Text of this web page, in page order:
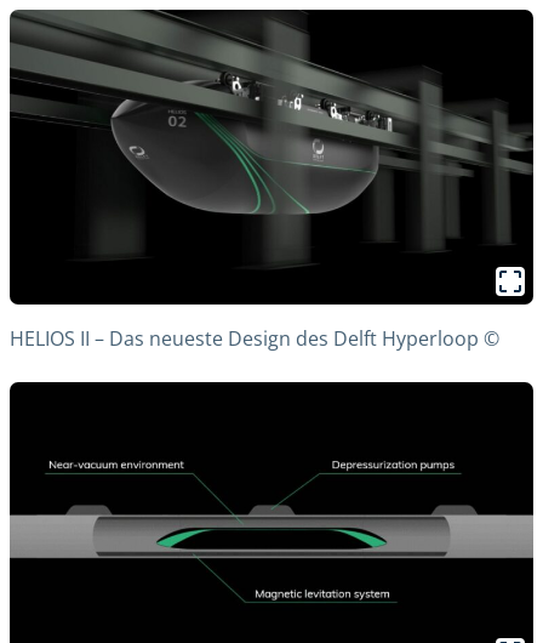
HELIOS II – Das neueste Design des Delft Hyperloop ©